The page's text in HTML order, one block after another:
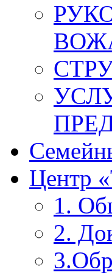
Центр
1.
2.